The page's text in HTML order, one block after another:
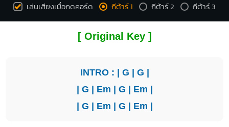
เล่นเสียงเมื่อกดคอร์ด กีต้าร์ 1 กีต้าร์ 2 กีต้าร์ 3
[ Original Key ]
INTRO : | G | G |
| G | Em | G | Em |
| G | Em | G | Em |